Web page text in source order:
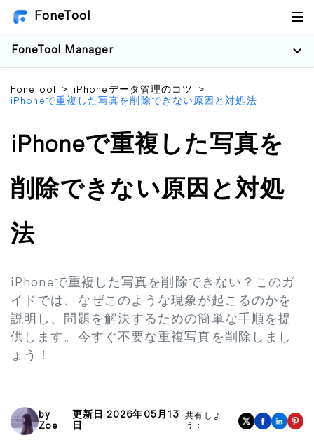
FoneTool
FoneTool Manager
FoneTool > iPhoneデータ管理のコツ
>
iPhoneで重複した写真を削除できない原因と対処法
iPhoneで重複した写真を
削除できない原因と対処
法
iPhoneで重複した写真を削除できない？このガ
イドでは、なぜこのような現象が起こるのかを
説明し、問題を解決するための簡単な手順を提
供します。今すぐ不要な重複写真を削除しまし
ょう！
by
Zoe
更新日 2026年05月13
日
共有しよ
う：